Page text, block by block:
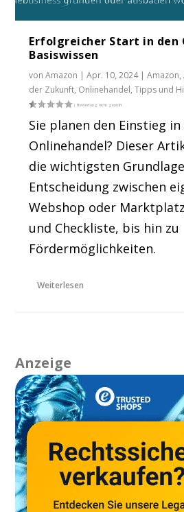
Erfolgreicher Start in den
Basiswissen
vonAmazon |Apr. 10, 2024|Amazon,
der Zukunft, Onlinehandel,Tipps und
Sie planen den Einstieg in
Onlinehandel? Dieser
die wichtigsten
Entscheidung zwischen
Webshop oder
und Checkliste, bis hin zu
Fördermöglichkeiten.
Weiterlesen
Anzeige